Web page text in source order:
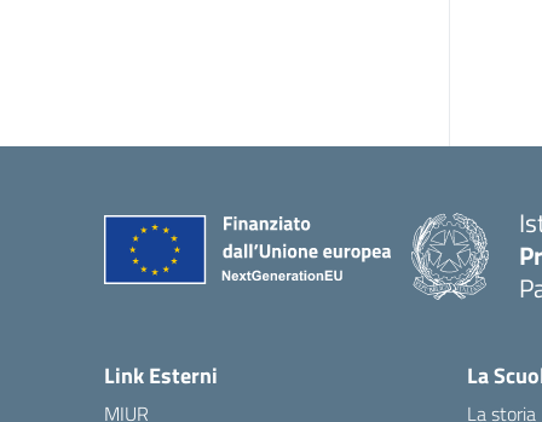
Link Esterni
MIUR
La
La storia